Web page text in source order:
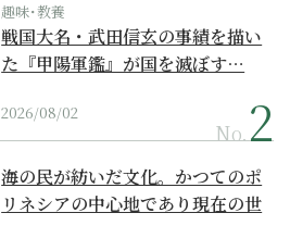
趣味･教養
戦国大名・武田信玄の事績を描い
た『甲陽軍鑑』が国を滅ぼす…
2026/08/02
No.
海の民が紡いだ文化。かつてのポ
リネシアの中心地であり現在の世